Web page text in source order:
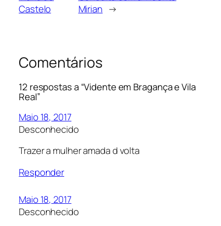
Castelo
Mirian →
Comentários
12 respostas a “Vidente em Bragança e Vila
Real”
Maio 18, 2017
Desconhecido
Trazer a mulher amada d volta
Responder
Maio 18, 2017
Desconhecido